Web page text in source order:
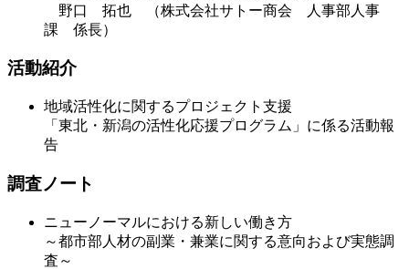
野口 拓也 （株式会社サトー商会 人事部人事
課 係長）
活動紹介
地域活性化に関するプロジェクト支援
「東北・新潟の活性化応援プログラム」に係る活動報
告
調査ノート
ニューノーマルにおける新しい働き方
～都市部人材の副業・兼業に関する意向および実態調
査～